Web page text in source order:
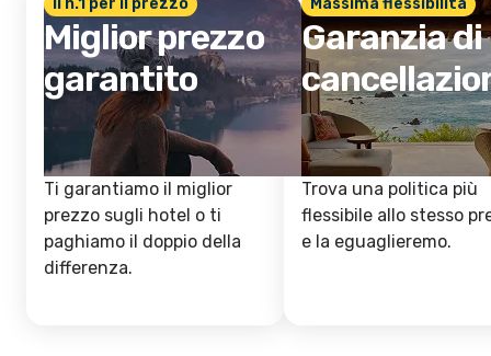
Il n.1 per il prezzo
Miglior prezzo
garantito
Ti garantiamo il miglior
prezzo sugli hotel o ti
paghiamo il doppio della
differenza.
Massima flessibilità
Garanzia di
Trova una politica più
flessibile allo stesso
e la eguaglieremo.